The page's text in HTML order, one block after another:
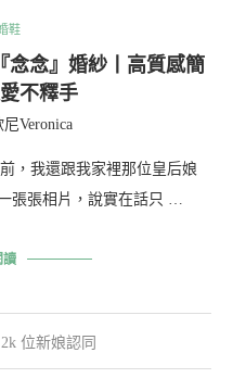
鞋
念念』婚紗丨高質感簡
不釋手
Veronica
，我還跟我家裡那位皇后娘
張張相片，說實在話只 …
讀
2k 位新娘認同